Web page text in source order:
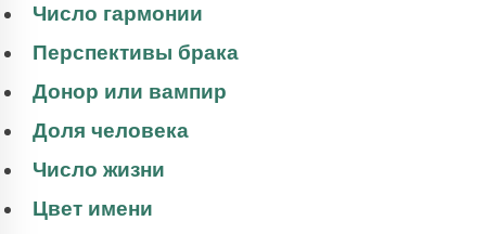
Число гармонии
Перспективы брака
Донор или вампир
Доля человека
Число жизни
Цвет имени